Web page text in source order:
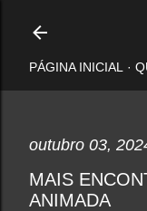
PÁGINA INICIAL
outubro 03,
MAIS
ANIMADA